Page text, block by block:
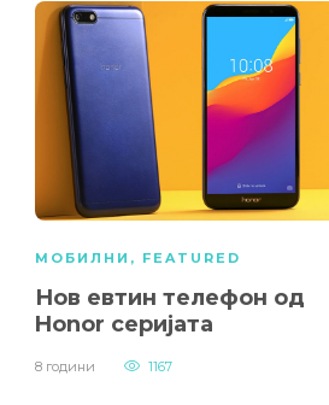
МОБИЛНИ , FEATURED
Нов евтин телефон од
Honor серијата
8 години 1167